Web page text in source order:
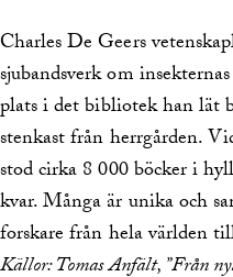
Charles De Geers
sjubandsverk om
plats i det bibliotek han lät
stenkast från herrgården.
stod cirka 8 000 böcker i
kvar. Många är unika och
forskare från hela världen
Källor: Tomas Anfält, ”Från